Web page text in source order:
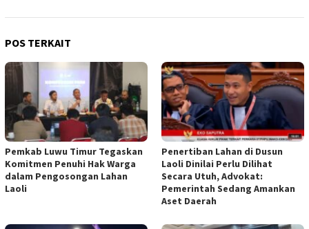
POS TERKAIT
Pemkab Luwu Timur Tegaskan
Komitmen Penuhi Hak Warga
dalam Pengosongan Lahan
Laoli
Penertiban Lahan di Dusun
Laoli Dinilai Perlu Dilihat
Secara Utuh, Advokat:
Pemerintah Sedang Amankan
Aset Daerah